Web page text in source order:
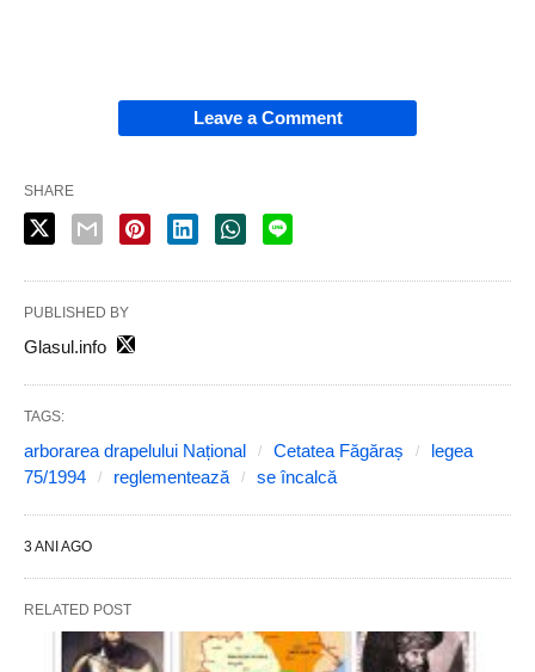
Leave a Comment
SHARE
PUBLISHED BY
Glasul.info
TAGS:
arborarea drapelului Național Cetatea Făgăraș
legea
75/1994
reglementează se încalcă
3 ANI AGO
RELATED POST